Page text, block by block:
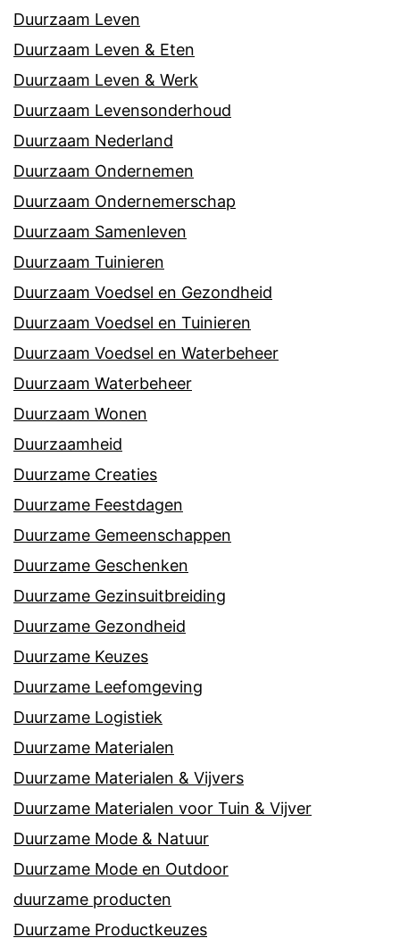
Duurzaam Leven
Duurzaam Leven & Eten
Duurzaam Leven & Werk
Duurzaam Levensonderhoud
Duurzaam Nederland
Duurzaam Ondernemen
Duurzaam Ondernemerschap
Duurzaam Samenleven
Duurzaam Tuinieren
Duurzaam Voedsel en Gezondheid
Duurzaam Voedsel en Tuinieren
Duurzaam Voedsel en Waterbeheer
Duurzaam Waterbeheer
Duurzaam Wonen
Duurzaamheid
Duurzame Creaties
Duurzame Feestdagen
Duurzame Gemeenschappen
Duurzame Geschenken
Duurzame Gezinsuitbreiding
Duurzame Gezondheid
Duurzame Keuzes
Duurzame Leefomgeving
Duurzame Logistiek
Duurzame Materialen
Duurzame Materialen & Vijvers
Duurzame Materialen voor Tuin & Vijver
Duurzame Mode & Natuur
Duurzame Mode en Outdoor
duurzame producten
Duurzame Productkeuzes